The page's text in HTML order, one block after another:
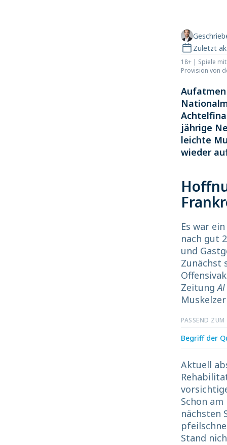
Zuletzt
18+ | Spiele
Provision von
Aufatmen
jährige
leichte
wieder
Es war
nach gut
und
Zunächst
Zeitung
PASSEND ZUM
Begriff der
Aktuell
Schon
nächsten
Stand